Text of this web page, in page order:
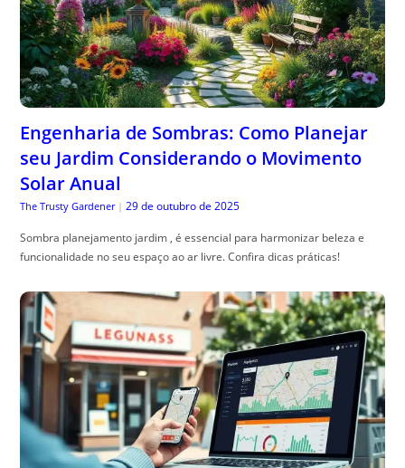
Engenharia de Sombras: Como Planejar
seu Jardim Considerando o Movimento
Solar Anual
The Trusty Gardener | 29 de outubro de 2025
Sombra planejamento jardim , é essencial para harmonizar beleza e
funcionalidade no seu espaço ao ar livre. Confira dicas práticas!